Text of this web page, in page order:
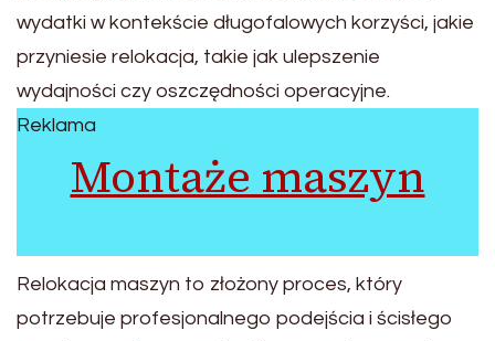
wydatki w kontekście długofalowych korzyści, jakie
przyniesie relokacja, takie jak ulepszenie
wydajności czy oszczędności operacyjne.
Reklama
Montaże maszyn
Relokacja maszyn to złożony proces, który
potrzebuje profesjonalnego podejścia i ścisłego